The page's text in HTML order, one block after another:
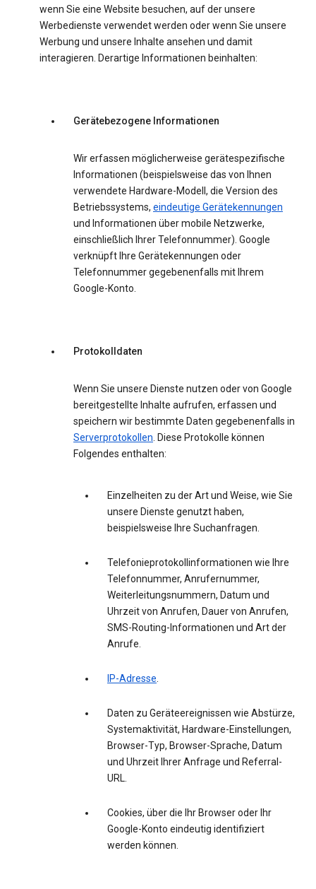
wenn Sie eine Website besuchen, auf der unsere
Werbedienste verwendet werden oder wenn Sie unsere
Werbung und unsere Inhalte ansehen und damit
interagieren. Derartige Informationen beinhalten:
Gerätebezogene Informationen
Wir erfassen möglicherweise gerätespezifische
Informationen (beispielsweise das von Ihnen
verwendete Hardware-Modell, die Version des
Betriebssystems, eindeutige Gerätekennungen
und Informationen über mobile Netzwerke,
einschließlich Ihrer Telefonnummer). Google
verknüpft Ihre Gerätekennungen oder
Telefonnummer gegebenenfalls mit Ihrem
Google-Konto.
Protokolldaten
Wenn Sie unsere Dienste nutzen oder von Google
bereitgestellte Inhalte aufrufen, erfassen und
speichern wir bestimmte Daten gegebenenfalls in
Serverprotokollen. Diese Protokolle können
Folgendes enthalten:
Einzelheiten zu der Art und Weise, wie Sie
unsere Dienste genutzt haben,
beispielsweise Ihre Suchanfragen.
Telefonieprotokollinformationen wie Ihre
Telefonnummer, Anrufernummer,
Weiterleitungsnummern, Datum und
Uhrzeit von Anrufen, Dauer von Anrufen,
SMS-Routing-Informationen und Art der
Anrufe.
IP-Adresse.
Daten zu Geräteereignissen wie Abstürze,
Systemaktivität, Hardware-Einstellungen,
Browser-Typ, Browser-Sprache, Datum
und Uhrzeit Ihrer Anfrage und Referral-
URL.
Cookies, über die Ihr Browser oder Ihr
Google-Konto eindeutig identifiziert
werden können.